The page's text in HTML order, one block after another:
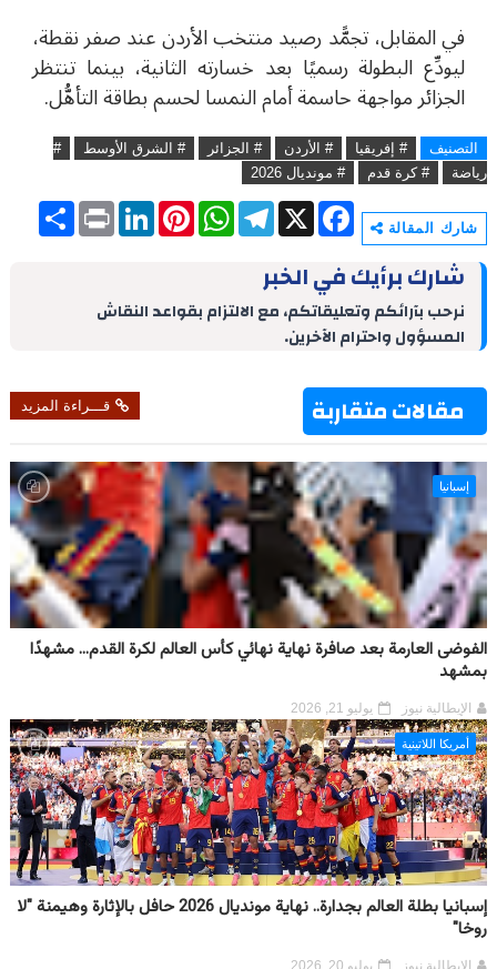
في المقابل، تجمًّد رصيد منتخب الأردن عند صفر نقطة،
ليودِّع البطولة رسميًا بعد خسارته الثانية، بينما تنتظر
الجزائر مواجهة حاسمة أمام النمسا لحسم بطاقة التأهُّل.
التصنيف # إفريقيا # الأردن # الجزائر # الشرق الأوسط
#
رياضة
# كرة قدم # مونديال 2026
شارك المقالة
S
h
P
r
L
I
P
e
W
h
p
T
e
g
a
X
F
a
b
o
k
شارك برأيك في الخبر
نرحب بآرائكم وتعليقاتكم، مع الالتزام بقواعد النقاش
المسؤول واحترام الآخرين.
مقالات متقاربة قـــراءة المزيد
إسبانيا
الفوضى العارمة بعد صافرة نهاية نهائي كأس العالم لكرة القدم... مشهدًا
بمشهد
الإيطالية نيوز يوليو 21, 2026
أمريكا اللاتينية
إسبانيا بطلة العالم بجدارة.. نهاية مونديال 2026 حافل بالإثارة وهيمنة "لا
روخا"
الإيطالية نيوز يوليو 20, 2026